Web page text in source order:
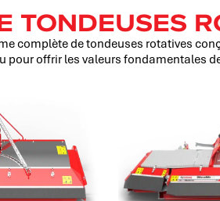
TONDEUSES
complète de tondeuses rotatives
pour offrir les valeurs fondamentales